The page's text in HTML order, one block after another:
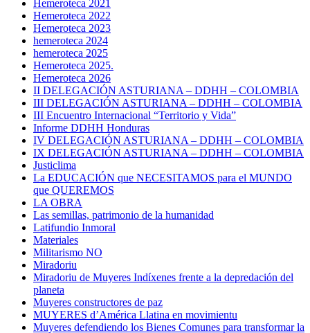
Hemeroteca 2021
Hemeroteca 2022
Hemeroteca 2023
hemeroteca 2024
hemeroteca 2025
Hemeroteca 2025.
Hemeroteca 2026
II DELEGACIÓN ASTURIANA – DDHH – COLOMBIA
III DELEGACIÓN ASTURIANA – DDHH – COLOMBIA
III Encuentro Internacional “Territorio y Vida”
Informe DDHH Honduras
IV DELEGACIÓN ASTURIANA – DDHH – COLOMBIA
IX DELEGACIÓN ASTURIANA – DDHH – COLOMBIA
Justiclima
La EDUCACIÓN que NECESITAMOS para el MUNDO
que QUEREMOS
LA OBRA
Las semillas, patrimonio de la humanidad
Latifundio Inmoral
Materiales
Militarismo NO
Miradoriu
Miradoriu de Muyeres Indíxenes frente a la depredación del
planeta
Muyeres constructores de paz
MUYERES d’América Llatina en movimientu
Muyeres defendiendo los Bienes Comunes para transformar la